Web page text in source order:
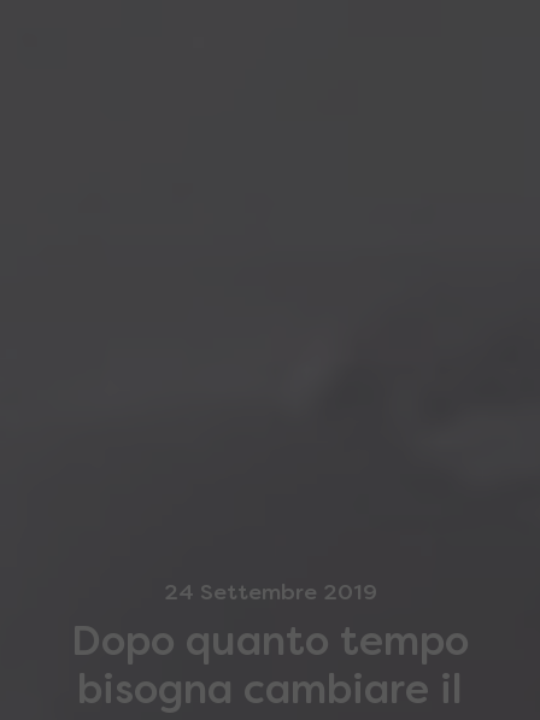
24 Settembre 2019
Dopo quanto tempo
bisogna cambiare il